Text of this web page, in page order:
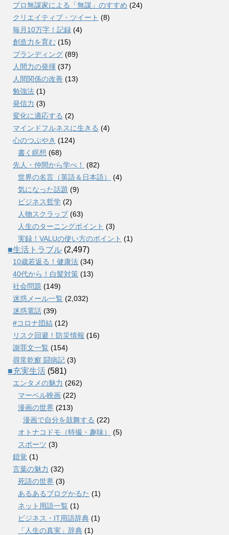
プロ無謀家による「無謀」のすすめ (24)
クリエイティブ・ツイート (8)
毎月10万字！記録 (4)
創造力を育む (15)
ブランディング (89)
人間力の発揮 (37)
人間関係の改善 (13)
勉強法 (1)
発信力 (3)
変化に適応する (2)
マインドフルネスに生きる (4)
心のつぶやき (124)
書く瞑想 (68)
先人・仲間から学べ！
(82)
世界の名言（英語＆日本語）
(4)
気になった話題 (9)
ビジネス哲学 (2)
人物スクラップ(63)
人生のターニングポイント (3)
実録！VALUの使い方のポイント (1)
■生活トラブル (2,497)
10歳若返る！健康法 (34)
40代から！白髪対策 (13)
社会問題 (149)
迷惑メール一覧 (2,032)
迷惑電話 (39)
#コロナ団結 (12)
リスク回避！防災情報 (16)
謝罪文一覧 (154)
尋常乾癬 闘病記 (3)
■充実生活 (581)
エンタメの魅力 (262)
マーベル映画 (22)
漫画の世界 (213)
漫画で自分を鼓舞する (22)
オトナコドモ（特撮・趣味）
(5)
スポーツ (3)
錯覚 (1)
言葉の魅力 (32)
死語の世界 (3)
あるあるブログかるた (1)
ネット用語一覧 (1)
ビジネス・IT用語辞典 (1)
「人生の真実」辞典 (1)